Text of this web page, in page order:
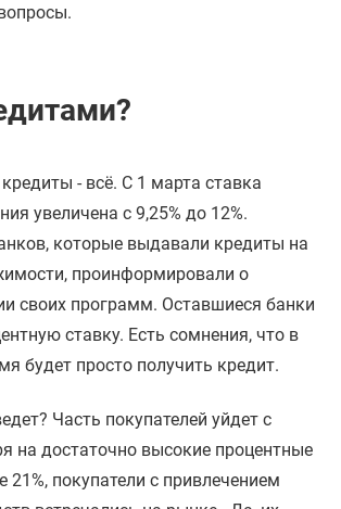
- всё. С 1 марта ставка
увеличена с 9,25% до 12%.
которые выдавали кредиты на
проинформировали о
своих программ. Оставшиеся банки
ставку. Есть сомнения, что в
будет просто получить кредит.
Часть покупателей уйдет с
на достаточно высокие процентные
21%, покупатели с привлечением